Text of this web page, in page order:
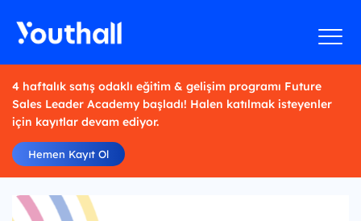
4 haftalık satış odaklı eğitim & gelişim programı Future
Sales Leader Academy başladı! Halen katılmak isteyenler
için kayıtlar devam ediyor.
Hemen Kayıt Ol